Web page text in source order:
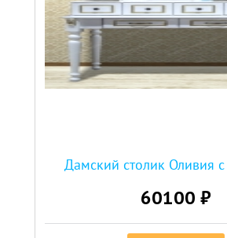
Дамский столик Оливия
60100 ₽